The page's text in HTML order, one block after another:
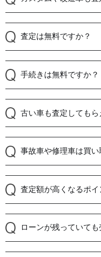
査定は無料ですか？
手続きは無料ですか？
古い車も査定してもら
事故車や修理車は買
査定額が高くなるポ
ローンが残っていて